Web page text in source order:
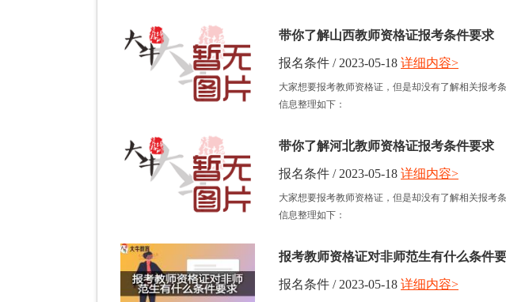
带你了解山西教师资格证报考条件要求
报名条件 / 2023-05-18
大家想要报考教师资格证，但是却没有了解相关报考
信息整理如下：
详细内容>
带你了解河北教师资格证报考条件要求
报名条件 / 2023-05-18
大家想要报考教师资格证，但是却没有了解相关报考
信息整理如下：
详细内容>
报考教师资格证对非师范生有什么条件
报名条件 / 2023-05-18 详细内容>